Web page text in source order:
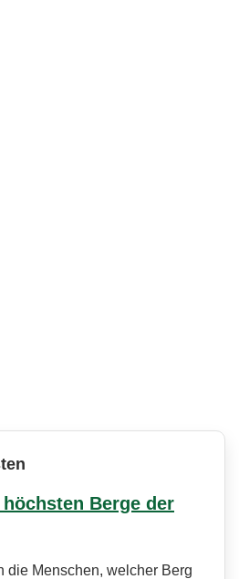
höchsten Berge der
die Menschen, welcher Berg